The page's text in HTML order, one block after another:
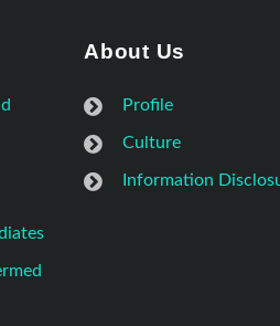
About Us
Profile
Culture
Information